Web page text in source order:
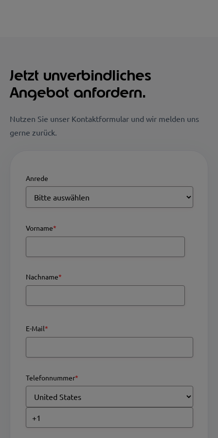
Jetzt unverbindliches
Angebot anfordern.
Nutzen Sie unser Kontaktformular und wir melden uns
gerne zurück.
Anrede
Vorname*
Nachname*
E-Mail*
Telefonnummer*